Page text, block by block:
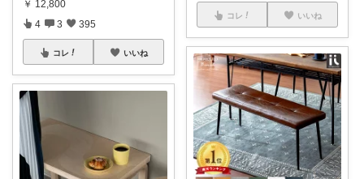
￥ 12,800
4 3 395
コレ いいね
コレ いいね